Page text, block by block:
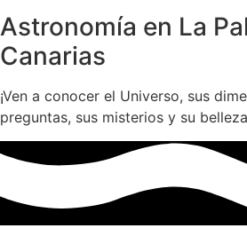
Astronomía en La
Canarias
¡Ven a conocer el Universo, sus
preguntas, sus misterios y su